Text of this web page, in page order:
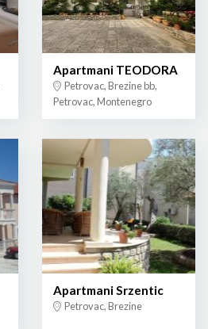
Apartmani TEODORA
Petrovac, Brezine bb,
Petrovac, Montenegro
Apartmani Srzentic
Petrovac, Brezine